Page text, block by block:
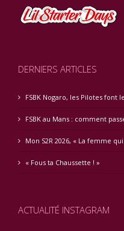
DERNIERS ARTICLES
FSBK Nogaro, les Pilotes font
FSBK au Mans : comment
Mon S2R 2026, « La femme
« Fous ta Chaussette ! »
ACTUALITÉ INSTAGRAM